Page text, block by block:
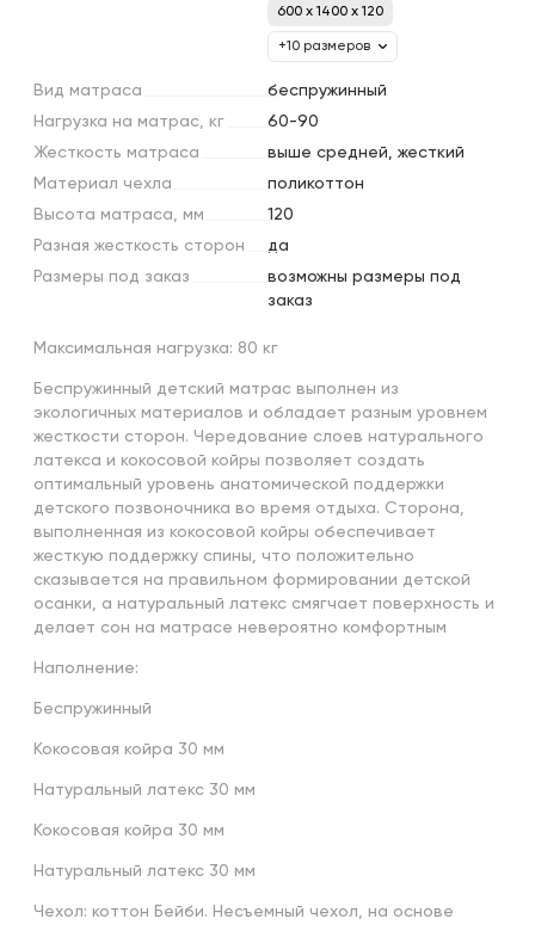
600 x 1400 x 120
+10 размеров
Вид матраса
беcпружинный
Нагрузка на матрас, кг
60-90
Жесткость матраса
выше средней, жесткий
Материал чехла
поликоттон
Высота матраса, мм
120
Разная жесткость сторон
да
Размеры под заказ
возможны размеры под
заказ
Максимальная нагрузка: 80 кг
Беспружинный детский матрас выполнен из
экологичных материалов и обладает разным уровнем
жесткости сторон. Чередование слоев натурального
латекса и кокосовой койры позволяет создать
оптимальный уровень анатомической поддержки
детского позвоночника во время отдыха. Сторона,
выполненная из кокосовой койры обеспечивает
жесткую поддержку спины, что положительно
сказывается на правильном формировании детской
осанки, а натуральный латекс смягчает поверхность и
делает сон на матрасе невероятно комфортным
Наполнение:
Беспружинный
Кокосовая койра 30 мм
Натуральный латекс 30 мм
Кокосовая койра 30 мм
Натуральный латекс 30 мм
Чехол: коттон Бейби. Несъемный чехол, на основе